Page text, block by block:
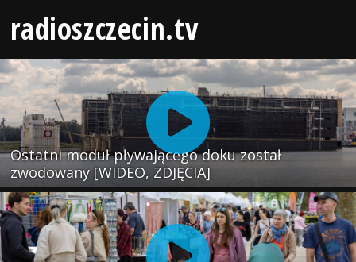
radioszczecin.tv
Ostatni moduł pływającego doku został
zwodowany [WIDEO, ZDJĘCIA]